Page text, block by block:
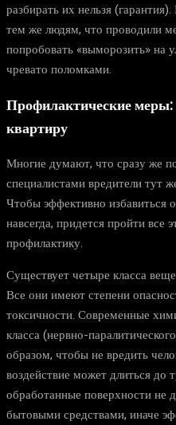
разбирать их нельзя
тем же людям, что проводили
попробовать «выморозить» на
чревато поломками.
Профилактические меры:
квартиру
Многие думают, что сразу же
специалистами вредители тут
Чтобы эффективно избавиться
навсегда, придется пройти
профилактику.
Существует четыре класса
Все они имеют степени
токсичности. Современные
класса (нервно-
образом, чтобы не вредить
воздействие может длиться до
обработанные поверхности не
бытовыми средствами, иначе